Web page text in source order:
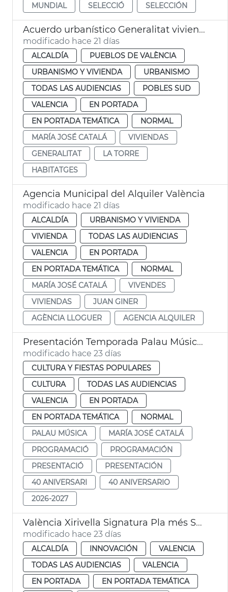
MUNDIAL
SELECCIÓ SELECCIÓN
Acuerdo urbanístico Generalitat viviendas la Torre València
modificado hace 21 días
ALCALDÍA
PUEBLOS DE VALÈNCIA
URBANISMO Y VIVIENDA
URBANISMO
TODAS LAS AUDIENCIAS
POBLES SUD
VALENCIA
EN PORTADA
EN PORTADA TEMÁTICA
NORMAL
MARÍA JOSÉ CATALÁ
VIVIENDAS
GENERALITAT
LA TORRE
HABITATGES
Agencia Municipal del Alquiler València
modificado hace 21 días
ALCALDÍA
URBANISMO Y VIVIENDA
VIVIENDA
TODAS LAS AUDIENCIAS
VALENCIA
EN PORTADA
EN PORTADA TEMÁTICA
NORMAL
MARÍA JOSÉ CATALÁ
VIVENDES
VIVIENDAS
JUAN GINER
AGÈNCIA LLOGUER
AGENCIA ALQUILER
Presentación Temporada Palau Música València
modificado hace 23 días
CULTURA Y FIESTAS POPULARES
CULTURA
TODAS LAS AUDIENCIAS
VALENCIA
EN PORTADA
EN PORTADA TEMÁTICA
NORMAL
PALAU MÚSICA
MARÍA JOSÉ CATALÁ
PROGRAMACIÓ
PROGRAMACIÓN
PRESENTACIÓ
PRESENTACIÓN
40 ANIVERSARI
40 ANIVERSARIO
2026-2027
València Xirivella Signatura Pla més Segura
modificado hace 23 días
ALCALDÍA INNOVACIÓN
VALENCIA
TODAS LAS AUDIENCIAS
VALENCIA
EN PORTADA
EN PORTADA TEMÁTICA